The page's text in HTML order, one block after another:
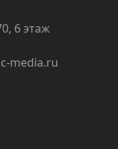
6 этаж
media.ru